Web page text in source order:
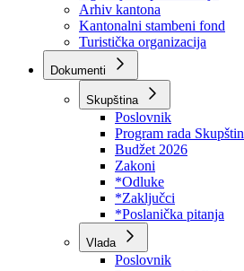
BPK šume
RTV BPK
Agencija za privatizaciju
Arhiv kantona
Kantonalni stambeni fond
Turistička organizacija
Dokumenti
Skupština
Poslovnik
Program rada Skupštine
Budžet 2026
Zakoni
*Odluke
*Zaključci
*Poslanička pitanja